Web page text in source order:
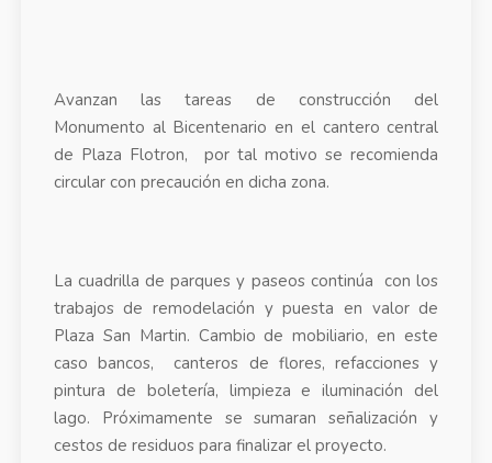
Avanzan las tareas de construcción del
Monumento al Bicentenario en el cantero central
de Plaza Flotron, por tal motivo se recomienda
circular con precaución en dicha zona.
La cuadrilla de parques y paseos continúa con los
trabajos de remodelación y puesta en valor de
Plaza San Martin. Cambio de mobiliario, en este
caso bancos, canteros de flores, refacciones y
pintura de boletería, limpieza e iluminación del
lago. Próximamente se sumaran señalización y
cestos de residuos para finalizar el proyecto.